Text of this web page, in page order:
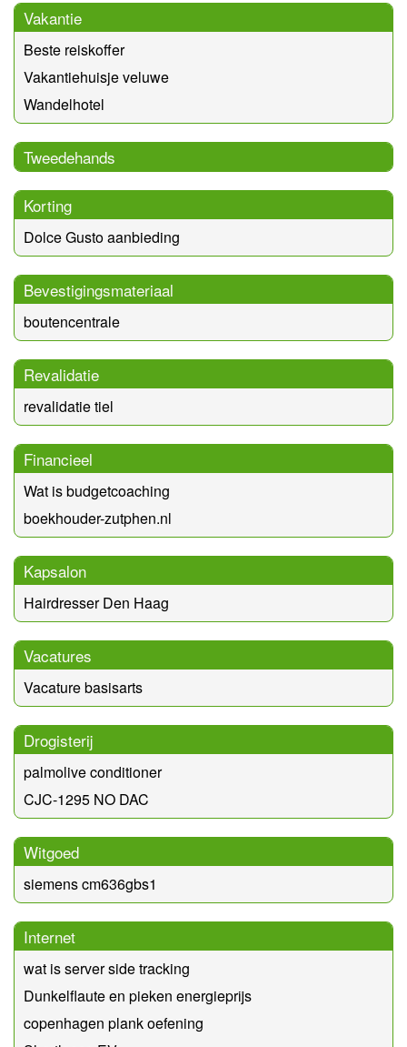
Vakantie
Beste reiskoffer
Vakantiehuisje veluwe
Wandelhotel
Tweedehands
Korting
Dolce Gusto aanbieding
Bevestigingsmateriaal
boutencentrale
Revalidatie
revalidatie tiel
Financieel
Wat is budgetcoaching
boekhouder-zutphen.nl
Kapsalon
Hairdresser Den Haag
Vacatures
Vacature basisarts
Drogisterij
palmolive conditioner
CJC-1295 NO DAC
Witgoed
siemens cm636gbs1
Internet
wat is server side tracking
Dunkelflaute en pieken energieprijs
copenhagen plank oefening